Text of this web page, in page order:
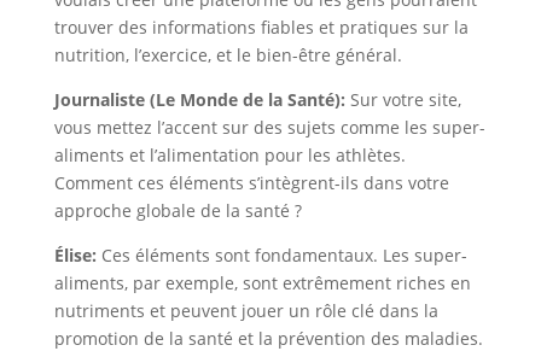
trouver des informations fiables et pratiques sur la
nutrition, l’exercice, et le bien-être général.
Journaliste (Le Monde de la Santé): Sur votre site,
vous mettez l’accent sur des sujets comme les super-
aliments et l’alimentation pour les athlètes.
Comment ces éléments s’intègrent-ils dans votre
approche globale de la santé ?
Élise: Ces éléments sont fondamentaux. Les super-
aliments, par exemple, sont extrêmement riches en
nutriments et peuvent jouer un rôle clé dans la
promotion de la santé et la prévention des maladies.